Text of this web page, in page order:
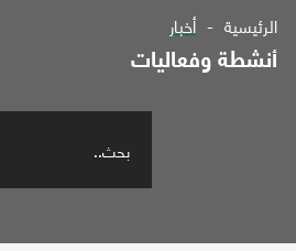
الرئيسية أخبار
أنشطة وفعاليات